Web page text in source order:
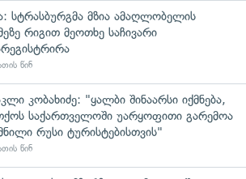
სტრასბურგმა მზია ამაღლობელის
რიგით მეოთხე საჩივარი
წინ
კობახიძე: "ყალბი შინაარსი იქმნება,
საქართველოში უარყოფითი გარემოა
რუსი ტურისტებისთვის"
წინ